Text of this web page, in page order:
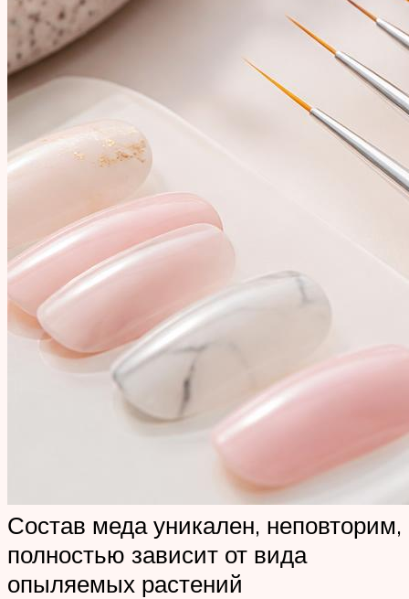
Состав меда уникален, неповторим,
полностью зависит от вида
опыляемых растений